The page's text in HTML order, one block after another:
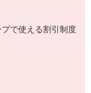
で使える割引制度